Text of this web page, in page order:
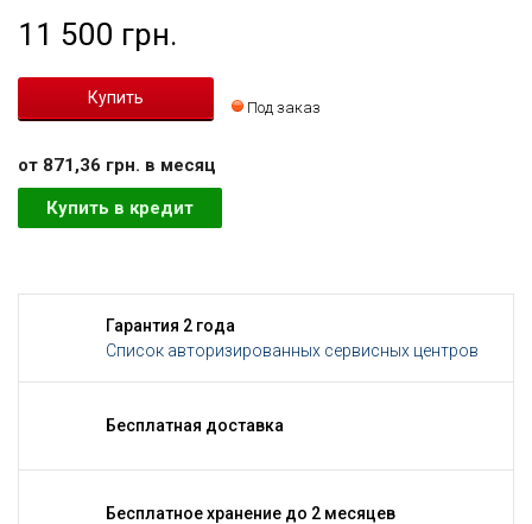
11 500 грн.
Под заказ
от 871,36 грн. в месяц
Купить в кредит
Гарантия 2 года
Список авторизированных сервисных центров
Бесплатная доставка
Бесплатное хранение до 2 месяцев